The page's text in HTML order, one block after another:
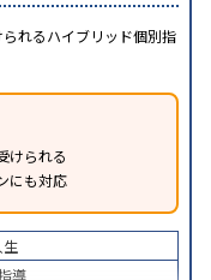
れるハイブリッド個別指
けられる
にも対応
生
導